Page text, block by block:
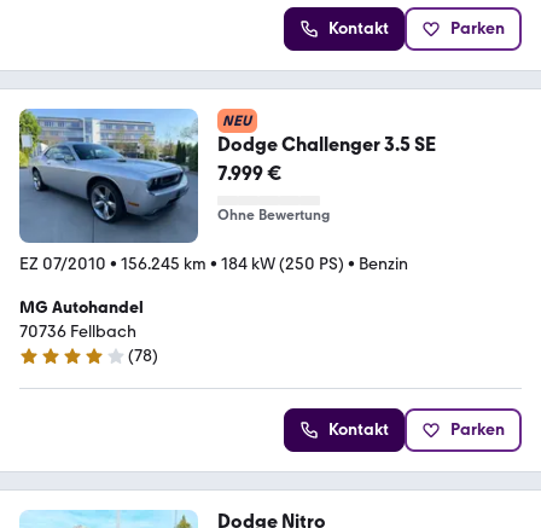
Kontakt Parken
NEU
Dodge Challenger 3.5 SE
7.999 €
Ohne Bewertung
EZ 07/2010 • 156.245 km • 184 kW (250 PS) • Benzin
MG Autohandel
70736 Fellbach
4.1 Sterne
(78)
Kontakt Parken
Dodge Nitro